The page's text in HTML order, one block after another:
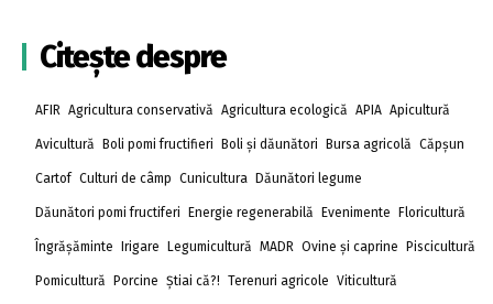
Citește despre
AFIR Agricultura conservativă Agricultura ecologică APIA Apicultură
Avicultură Boli pomi fructifieri Boli și dăunători Bursa agricolă Căpșun
Cartof Culturi de câmp Cunicultura Dăunători legume
Dăunători pomi fructiferi Energie regenerabilă Evenimente Floricultură
Îngrășăminte Irigare Legumicultură MADR Ovine și caprine Piscicultură
Pomicultură Porcine Știai că?! Terenuri agricole Viticultură